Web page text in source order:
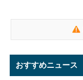
おすすめニュース